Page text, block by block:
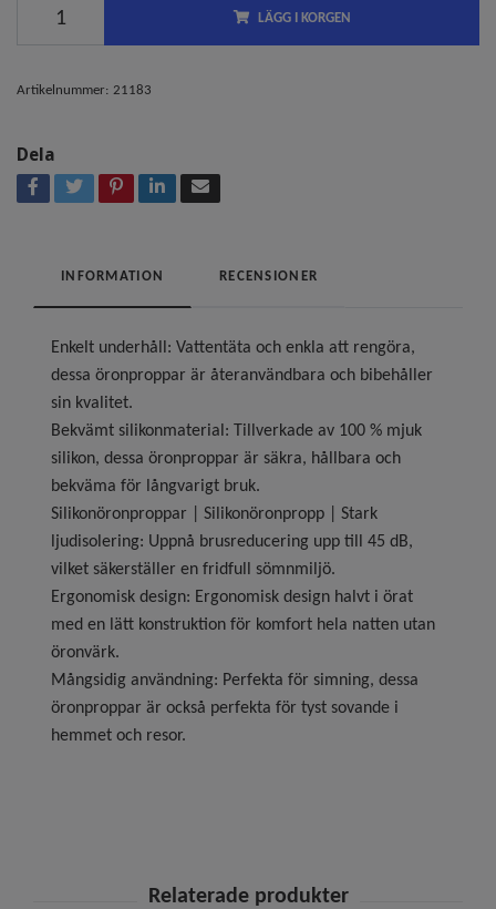
LÄGG I KORGEN
Artikelnummer: 21183
Dela
INFORMATION RECENSIONER
Enkelt underhåll: Vattentäta och enkla att rengöra,
dessa öronproppar är återanvändbara och bibehåller
sin kvalitet.
Bekvämt silikonmaterial: Tillverkade av 100 % mjuk
silikon, dessa öronproppar är säkra, hållbara och
bekväma för långvarigt bruk.
Silikonöronproppar | Silikonöronpropp | Stark
ljudisolering: Uppnå brusreducering upp till 45 dB,
vilket säkerställer en fridfull sömnmiljö.
Ergonomisk design: Ergonomisk design halvt i örat
med en lätt konstruktion för komfort hela natten utan
öronvärk.
Mångsidig användning: Perfekta för simning, dessa
öronproppar är också perfekta för tyst sovande i
hemmet och resor.